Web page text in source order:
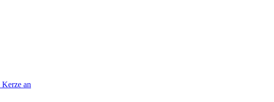
Kerze an